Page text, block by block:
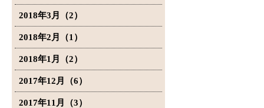
2018年3月（2）
2018年2月（1）
2018年1月（2）
2017年12月（6）
2017年11月（3）